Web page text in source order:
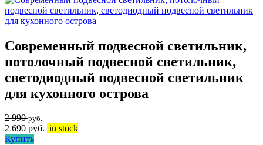
Современный подвесной светильник,
потолочный подвесной светильник,
светодиодный подвесной светильник
для кухонного острова
2 990руб.
2 690 руб. in stock
Купить